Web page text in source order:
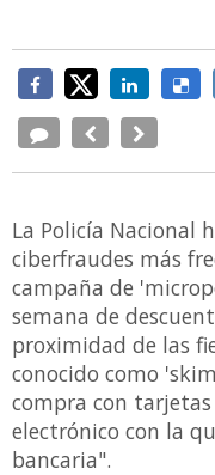
La Policía Nacional
ciberfraudes más
campaña de
semana de
proximidad de las
conocido como
compra con
electrónico con la
bancaria".